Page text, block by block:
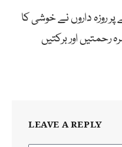
روزہ داروں نے خوشی کا
رحمتیں اور برکتیں
LEAVE A REPLY